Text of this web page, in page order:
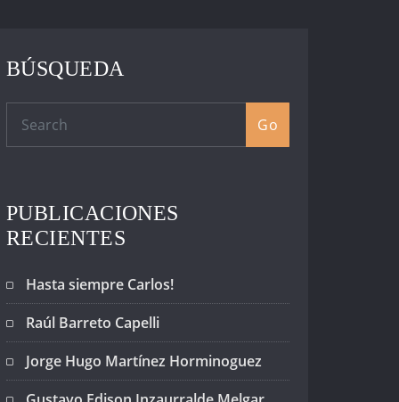
BÚSQUEDA
Go
PUBLICACIONES
RECIENTES
Hasta siempre Carlos!
Raúl Barreto Capelli
Jorge Hugo Martínez Horminoguez